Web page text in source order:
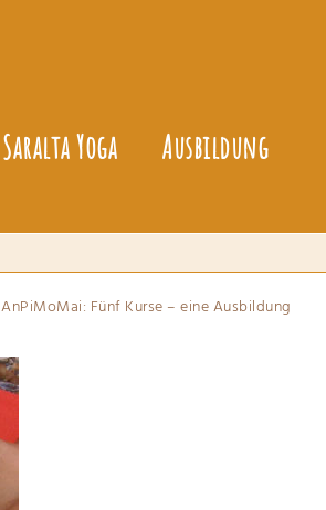
Saralta Yoga Ausbildung
AnPiMoMai: Fünf Kurse – eine Ausbildung